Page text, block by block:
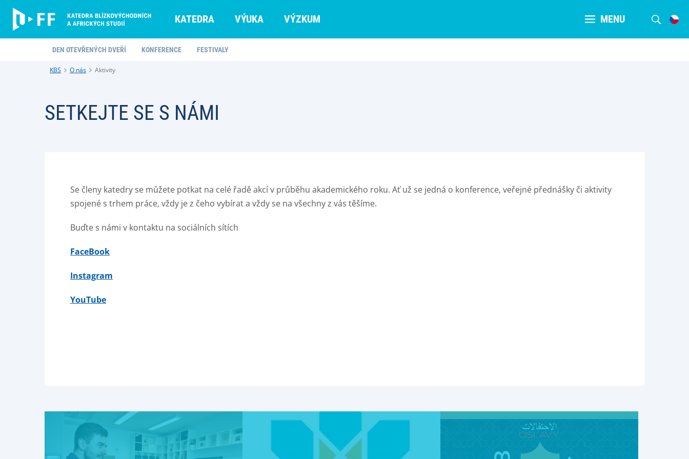
KATEDRA VÝUKA VÝZKUM MENU
DEN OTEVŘENÝCH DVEŘÍ KONFERENCE FESTIVALY
KBS O nás Aktivity
SETKEJTE SE S NÁMI
Se členy katedry se můžete potkat na celé řadě akcí v průběhu akademického roku. Ať už se jedná o konference, veřejné přednášky či aktivity
spojené s trhem práce, vždy je z čeho vybírat a vždy se na všechny z vás těšíme.
Buďte s námi v kontaktu na sociálních sítích
FaceBook
Instagram
YouTube